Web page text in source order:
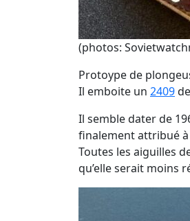
(photos:
Protoype de
Il emboite un 2409
Il semble dater de
finalement attribué
Toutes les aiguilles
qu’elle serait moins